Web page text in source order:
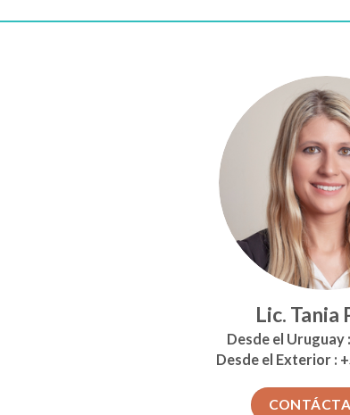
Lic. Tania
Desde el Uruguay
Desde el Exterior :